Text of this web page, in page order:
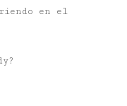
en el